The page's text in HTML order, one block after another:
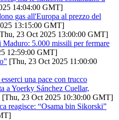
14:04:00 GMT]
gas all'Europa al prezzo del
13:15:00 GMT]
23 Oct 2025 13:00:00 GMT]
Maduro: 5.000 missili per fermare
12:59:00 GMT]
[Thu, 23 Oct 2025 11:00:00
una pace con trucco
a Yoerky Sánchez Cuellar,
[Thu, 23 Oct 2025 10:30:00 GMT]
reagisce: “Osama bin Sikorski”